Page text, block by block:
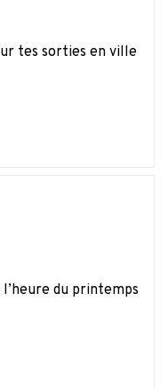
tes sorties en ville
du printemps